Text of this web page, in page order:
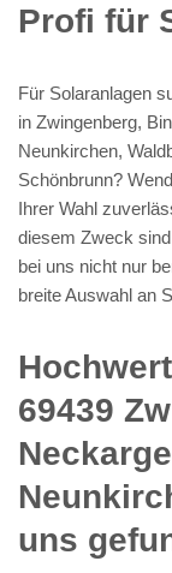
Profi für
Für Solaranlagen
in Zwingenberg,
Neunkirchen,
Schönbrunn?
Ihrer Wahl
diesem Zweck
bei uns nicht nur
breite Auswahl an
69439
uns